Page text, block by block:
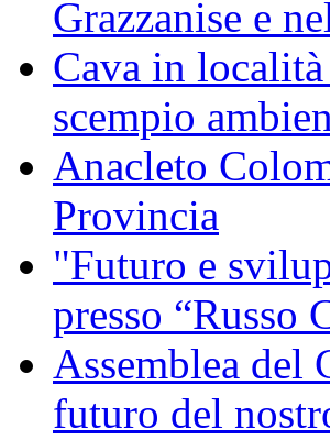
Grazzanise e
Cava in
scempio
Anacleto
Provincia
"Futuro e
presso “Russo
Assemblea del
futuro del